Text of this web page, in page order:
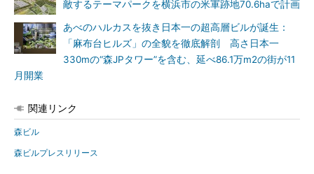
敵するテーマパークを横浜市の米軍跡地70.6haで計画
あべのハルカスを抜き日本一の超高層ビルが誕生：
「麻布台ヒルズ」の全貌を徹底解剖 高さ日本一
330mの“森JPタワー”を含む、延べ86.1万m2の街が11
月開業
関連リンク
森ビル
森ビルプレスリリース